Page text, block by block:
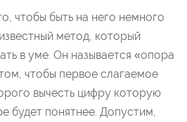
чтобы быть на него немного
метод, который
в уме. Он называется «опора
чтобы первое слагаемое
вычесть цифру которую
будет понятнее. Допустим,